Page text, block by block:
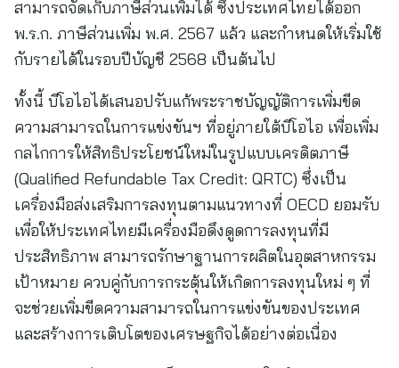
สามารถจัดเก็บภาษีส่วนเพิ่มได้ ซึ่งประเทศไทยได้ออก
พ.ร.ก. ภาษีส่วนเพิ่ม พ.ศ. 2567 แล้ว และกำหนดให้เริ่มใช้
กับรายได้ในรอบปีบัญชี 2568 เป็นต้นไป
ทั้งนี้ บีโอไอได้เสนอปรับแก้พระราชบัญญัติการเพิ่มขีด
ความสามารถในการแข่งขันฯ ที่อยู่ภายใต้บีโอไอ เพื่อเพิ่ม
กลไกการให้สิทธิประโยชน์ใหม่ในรูปแบบเครดิตภาษี
(Qualified Refundable Tax Credit: QRTC) ซึ่งเป็น
เครื่องมือส่งเสริมการลงทุนตามแนวทางที่ OECD ยอมรับ
เพื่อให้ประเทศไทยมีเครื่องมือดึงดูดการลงทุนที่มี
ประสิทธิภาพ สามารถรักษาฐานการผลิตในอุตสาหกรรม
เป้าหมาย ควบคู่กับการกระตุ้นให้เกิดการลงทุนใหม่ ๆ ที่
จะช่วยเพิ่มขีดความสามารถในการแข่งขันของประเทศ
และสร้างการเติบโตของเศรษฐกิจได้อย่างต่อเนื่อง